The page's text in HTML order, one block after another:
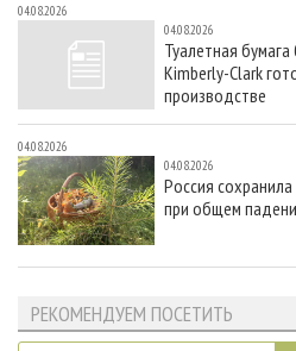
04.08.2026
04.08.2026
Туалетная
Kimberly-Clark
производстве
04.08.2026
04.08.2026
Россия
при общем
РЕКОМЕНДУЕМ ПОСЕТИТЬ